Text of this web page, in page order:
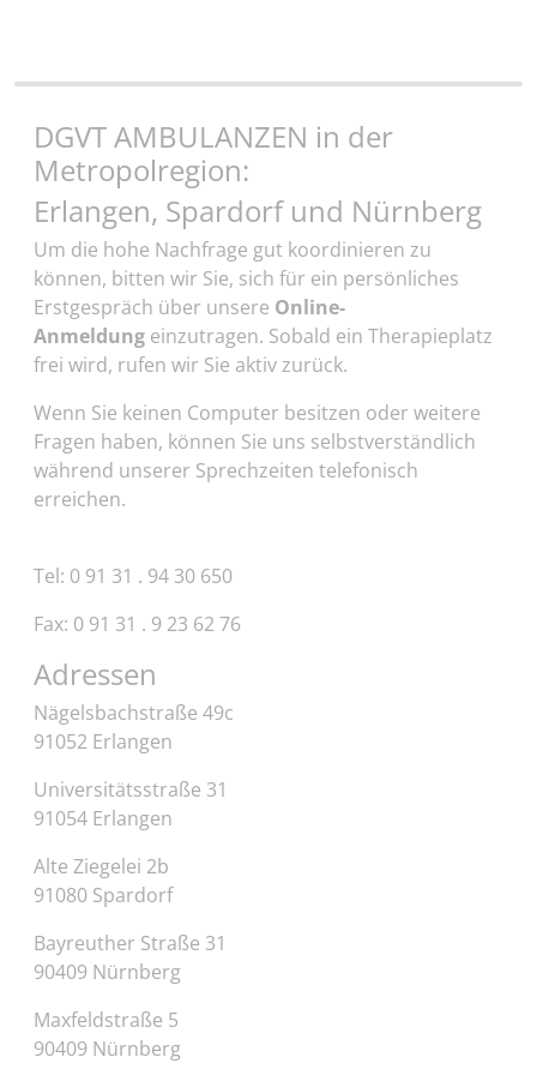
DGVT AMBULANZEN in der
Metropolregion:
Erlangen, Spardorf und Nürnberg
Um die hohe Nachfrage gut koordinieren zu
können, bitten wir Sie, sich für ein persönliches
Erstgespräch über unsere Online-
Anmeldung einzutragen. Sobald ein Therapieplatz
frei wird, rufen wir Sie aktiv zurück.
Wenn Sie keinen Computer besitzen oder weitere
Fragen haben, können Sie uns selbstverständlich
während unserer Sprechzeiten telefonisch
erreichen.
Tel: 0 91 31 . 94 30 650
Fax: 0 91 31 . 9 23 62 76
Adressen
Nägelsbachstraße 49c
91052 Erlangen
Universitätsstraße 31
91054 Erlangen
Alte Ziegelei 2b
91080 Spardorf
Bayreuther Straße 31
90409 Nürnberg
Maxfeldstraße 5
90409 Nürnberg